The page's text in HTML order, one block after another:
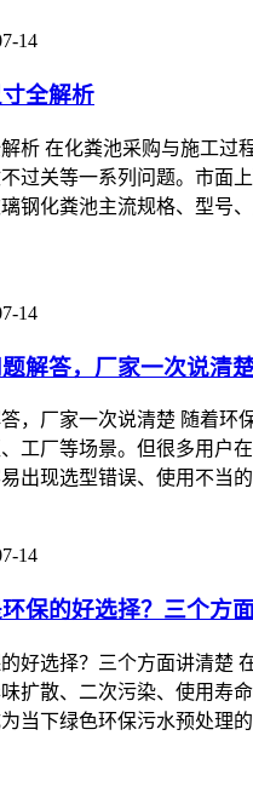
14
全解析
析 在化粪池采购与施工过
过关等一系列问题。市面
钢化粪池主流规格、型号
14
解答，厂家一次说清
，厂家一次说清楚 随着环
工厂等场景。但很多用户
出现选型错误、使用不当
14
保的好选择？三个方
好选择？三个方面讲清楚
扩散、二次污染、使用寿
当下绿色环保污水预处理